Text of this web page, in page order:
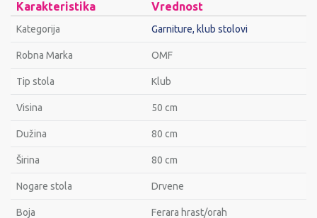
Karakteristika Vrednost
Kategorija Garniture, klub stolovi
Robna Marka OMF
Tip stola Klub
Visina 50 cm
Dužina 80 cm
Širina 80 cm
Nogare stola Drvene
Bоја Ferara hrast/orah